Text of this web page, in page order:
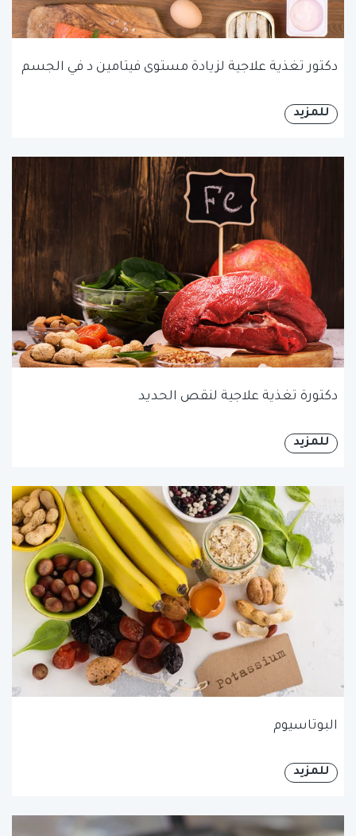
دكتور تغذية علاجية لزيادة مستوى فيتامين د في الجسم
للمزيد
دكتورة تغذية علاجية لنقص الحديد
للمزيد
البوتاسيوم
للمزيد